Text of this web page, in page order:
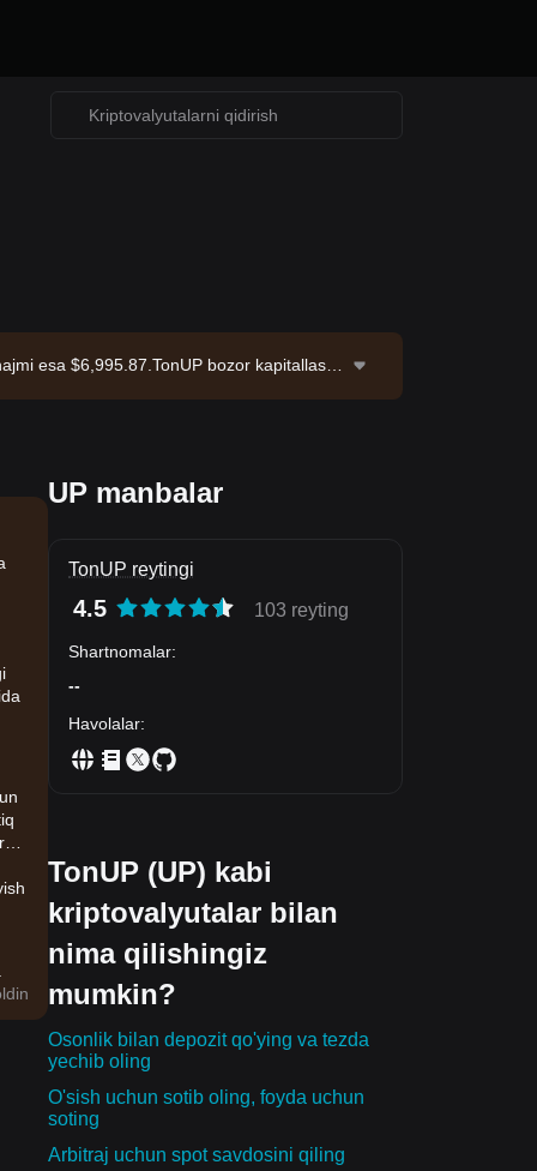
esa $6,995.87.TonUP bozor kapitallashu
UP manbalar
TonUP reytingi
4.5 103 reyting
Shartnomalar:
--
Havolalar:
TonUP (UP) kabi
kriptovalyutalar bilan
nima qilishingiz
mumkin?
Osonlik bilan depozit qo'ying va tezda
yechib oling
O'sish uchun sotib oling, foyda uchun
soting
Arbitraj uchun spot savdosini qiling